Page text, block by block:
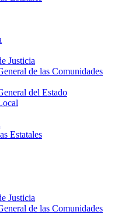
Justicia
de las Comunidades
del Estado
Estatales
Justicia
de las Comunidades